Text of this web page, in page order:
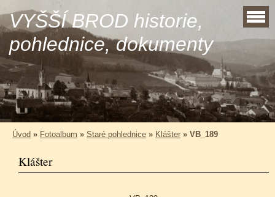
VYŠŠÍ BROD historie,
pohlednice, dokumenty
Úvod » Fotoalbum » Staré pohlednice » Klášter » VB_189
Klášter